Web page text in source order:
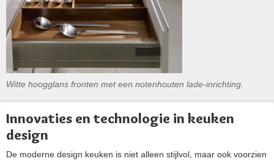
Witte hoogglans fronten met een notenhouten lade-inrichting.
Innovaties en technologie in keuken
design
De moderne design keuken is niet alleen stijlvol, maar ook voorzien